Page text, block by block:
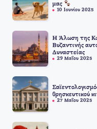
μας
10 Ιουνίου 2025
Η Άλωση της
Βυζαντινής
Δυναστείας
29 Μαΐου 2025
θρησκευτικού
27 Μαΐου 2025